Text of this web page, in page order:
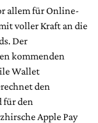
allem für Online-
voller Kraft an die
Der
kommenden
Wallet
den
für den
Apple Pay